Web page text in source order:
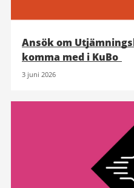
Ansök om
komma med i KuBo
3 juni 2026